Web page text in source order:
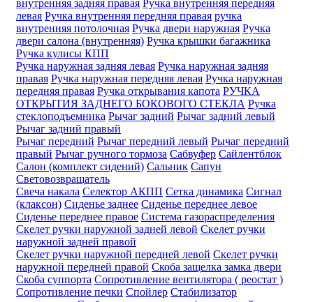
внутренняя задняя правая Ручка внутренняя передняя
левая Ручка внутренняя передняя правая ручка
внутренняя потолочная Ручка двери нaружная Ручка
двери салона (внутренняя) Ручка крышки багажника
Ручка кулисы КПП
Ручка наружная задняя левая Ручка наружная задняя
правая Ручка наружная передняя левая Ручка наружная
передняя правая Ручка открывания капота РУЧКА
ОТКРЫТИЯ ЗАДНЕГО БОКОВОГО СТЕКЛА Ручка
стеклоподъемника Рычаг задний Рычаг задний левый
Рычаг задний правый
Рычаг передний Рычаг передний левый Рычаг передний
правый Рычаг ручного тормоза Сабвуфер Сайлентблок
Салон (комплект сидений) Сальник Сапун
Световозвращатель
Свеча накала Селектор АКПП Сетка динамика Сигнал
(клаксон) Сиденье заднее Сиденье переднее левое
Сиденье переднее правое Система газораспределения
Скелет ручки наружной задней левой Скелет ручки
наружной задней правой
Скелет ручки наружной передней левой Скелет ручки
наружной передней правой Скоба защелка замка двери
Скоба суппорта Сопротивление вентилятора ( реостат )
Сопротивление печки Спойлер Стабилизатор